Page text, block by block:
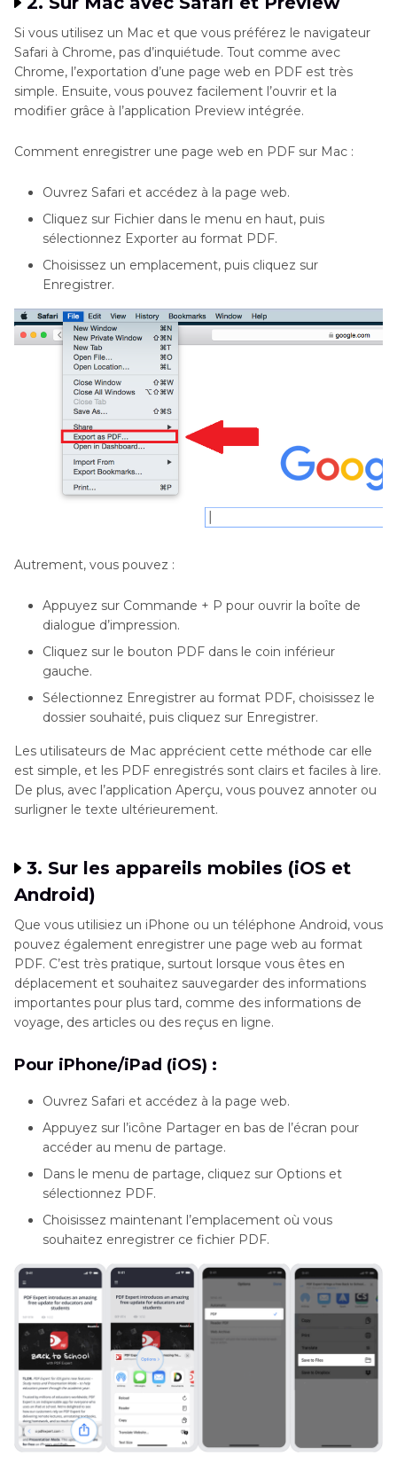
Si vous utilisez un Mac et que vous préférez le navigateur
Safari à Chrome, pas d’inquiétude. Tout comme avec
Chrome, l’exportation d’une page web en PDF est très
simple. Ensuite, vous pouvez facilement l’ouvrir et la
modifier grâce à l’application Preview intégrée.
Comment enregistrer une page web en PDF sur Mac :
Ouvrez Safari et accédez à la page web.
Cliquez sur Fichier dans le menu en haut, puis
sélectionnez Exporter au format PDF.
Choisissez un emplacement, puis cliquez sur
Enregistrer.
Autrement, vous pouvez :
Appuyez sur Commande + P pour ouvrir la boîte de
dialogue d’impression.
Cliquez sur le bouton PDF dans le coin inférieur
gauche.
Sélectionnez Enregistrer au format PDF, choisissez le
dossier souhaité, puis cliquez sur Enregistrer.
Les utilisateurs de Mac apprécient cette méthode car elle
est simple, et les PDF enregistrés sont clairs et faciles à lire.
De plus, avec l’application Aperçu, vous pouvez annoter ou
surligner le texte ultérieurement.
3. Sur les appareils mobiles (iOS et
Android)
Que vous utilisiez un iPhone ou un téléphone Android, vous
pouvez également enregistrer une page web au format
PDF. C’est très pratique, surtout lorsque vous êtes en
déplacement et souhaitez sauvegarder des informations
importantes pour plus tard, comme des informations de
voyage, des articles ou des reçus en ligne.
Pour iPhone/iPad (iOS) :
Ouvrez Safari et accédez à la page web.
Appuyez sur l’icône Partager en bas de l’écran pour
accéder au menu de partage.
Dans le menu de partage, cliquez sur Options et
sélectionnez PDF.
Choisissez maintenant l’emplacement où vous
souhaitez enregistrer ce fichier PDF.